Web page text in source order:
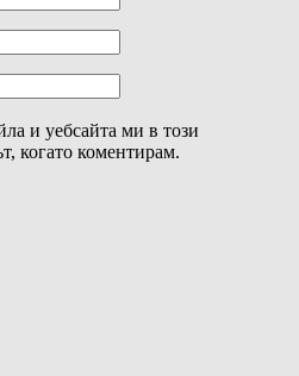
и уебсайта ми в този
когато коментирам.